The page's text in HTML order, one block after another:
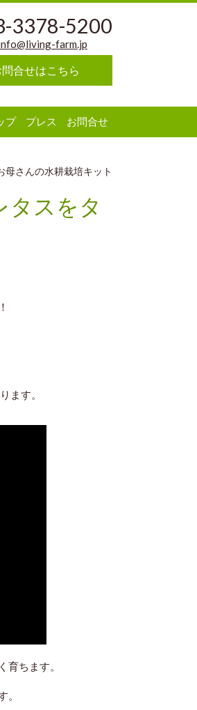
3378-5200
farm.jp
問合せはこちら
プ プレス お問合せ
母さんの水耕栽培キット
タスをタ
ます。
ちます。
。